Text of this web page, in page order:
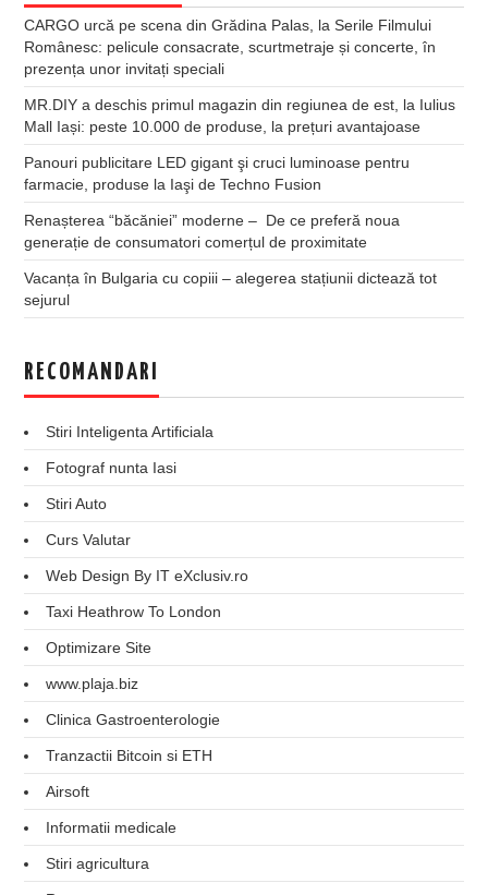
CARGO urcă pe scena din Grădina Palas, la Serile Filmului
Românesc: pelicule consacrate, scurtmetraje și concerte, în
prezența unor invitați speciali
MR.DIY a deschis primul magazin din regiunea de est, la Iulius
Mall Iași: peste 10.000 de produse, la prețuri avantajoase
Panouri publicitare LED gigant şi cruci luminoase pentru
farmacie, produse la Iaşi de Techno Fusion
Renașterea “băcăniei” moderne – De ce preferă noua
generație de consumatori comerțul de proximitate
Vacanța în Bulgaria cu copiii – alegerea stațiunii dictează tot
sejurul
RECOMANDARI
Stiri Inteligenta Artificiala
Fotograf nunta Iasi
Stiri Auto
Curs Valutar
Web Design By IT eXclusiv.ro
Taxi Heathrow To London
Optimizare Site
www.plaja.biz
Clinica Gastroenterologie
Tranzactii Bitcoin si ETH
Airsoft
Informatii medicale
Stiri agricultura